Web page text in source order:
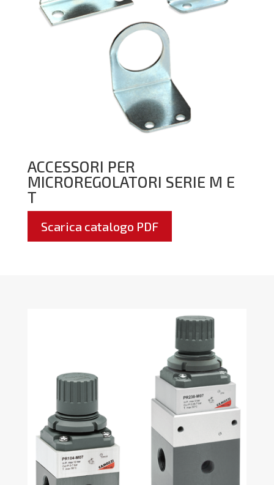
ACCESSORI PER
MICROREGOLATORI SERIE M E
T
Scarica catalogo PDF